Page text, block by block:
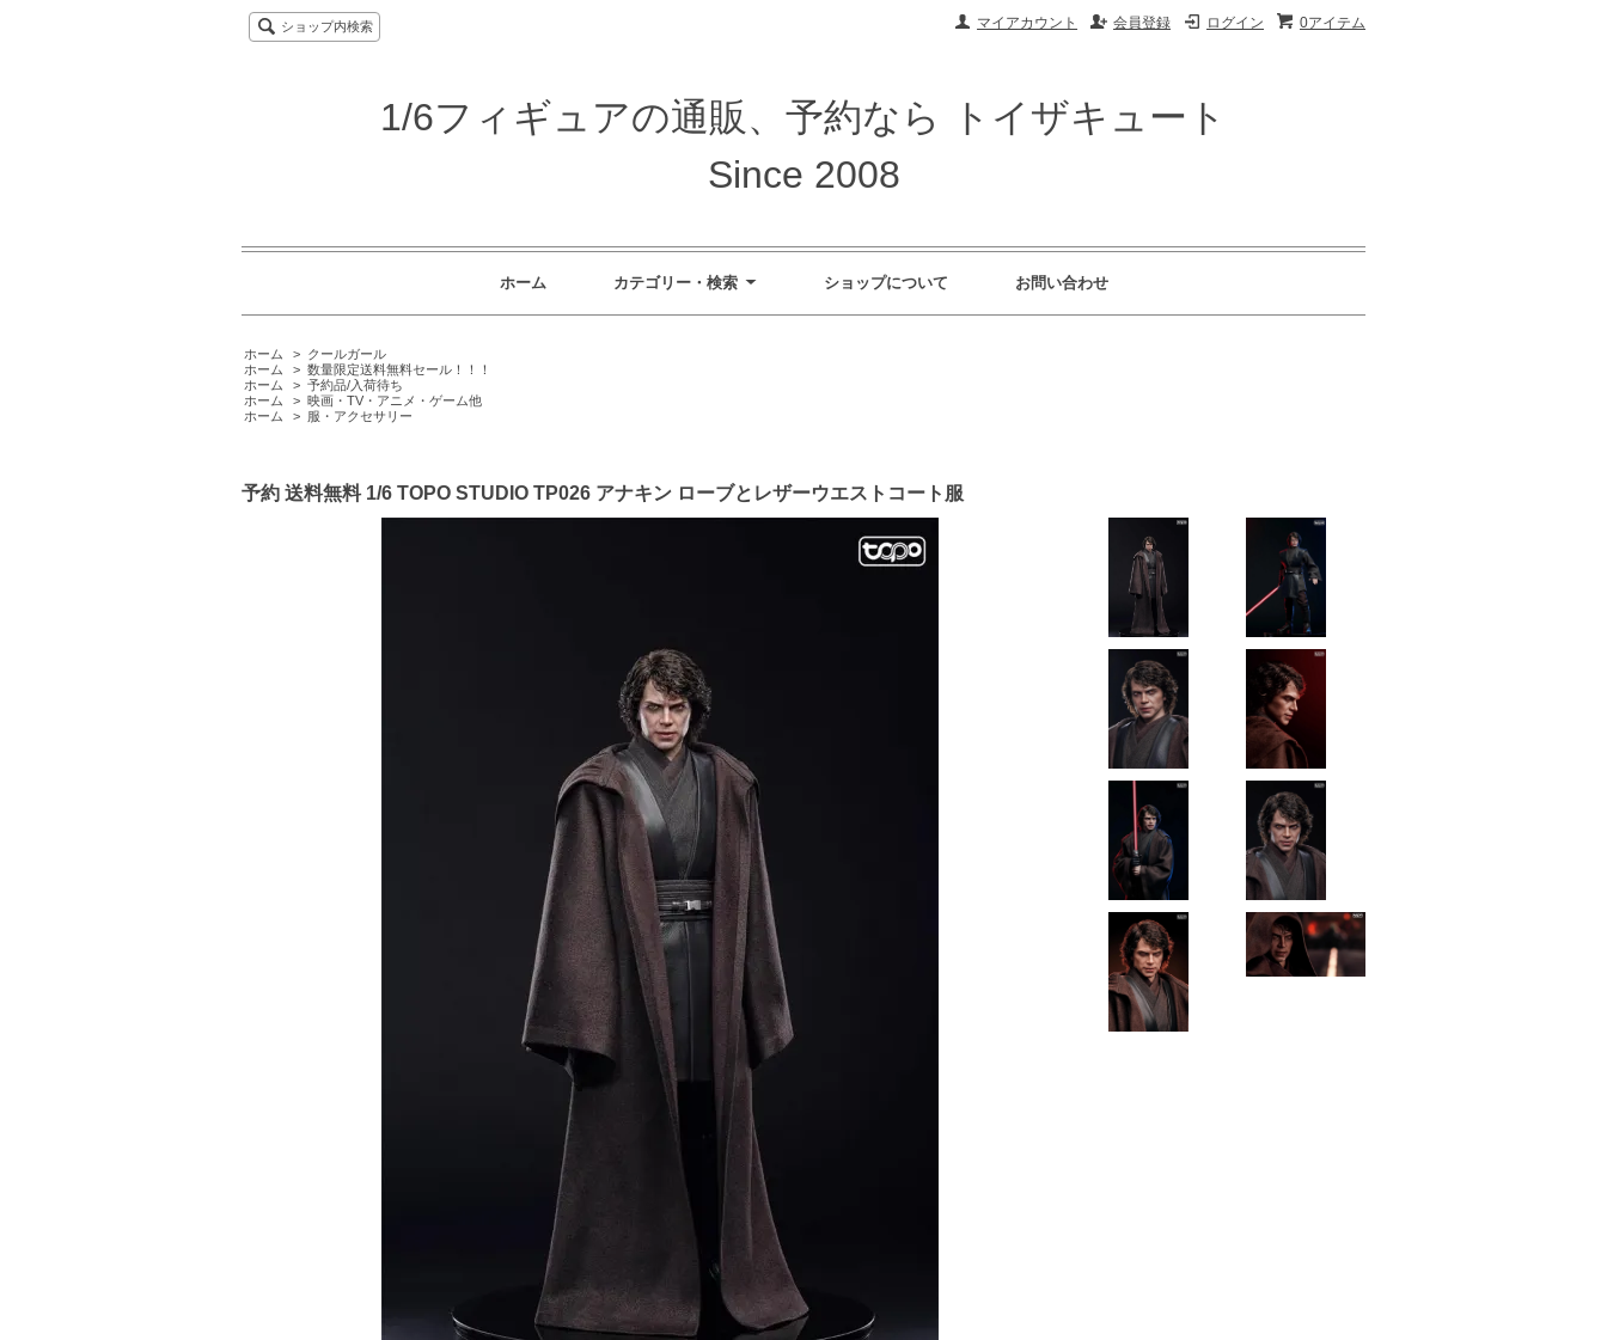
0アイテム
ログイン
会員登録
マイアカウント
ショップ内検索
1/6フィギュアの通販、予約なら トイザキュート
Since 2008
ホーム カテゴリー・検索 ショップについて お問い合わせ
ホーム > クールガール
ホーム
> 数量限定送料無料セール！！！
ホーム
> 予約品/入荷待ち
ホーム
> 映画・TV・アニメ・ゲーム他
ホーム
> 服・アクセサリー
予約 送料無料 1/6 TOPO STUDIO TP026 アナキン ローブとレザーウエストコート服